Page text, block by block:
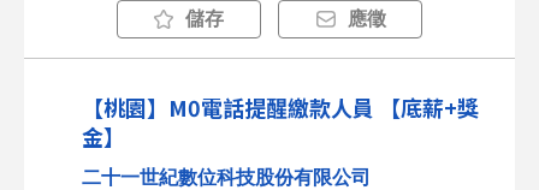
儲存 應徵
【桃園】M0電話提醒繳款人員 【底薪+獎
金】
二十一世紀數位科技股份有限公司